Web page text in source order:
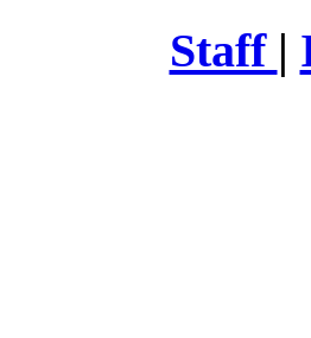
Staff |